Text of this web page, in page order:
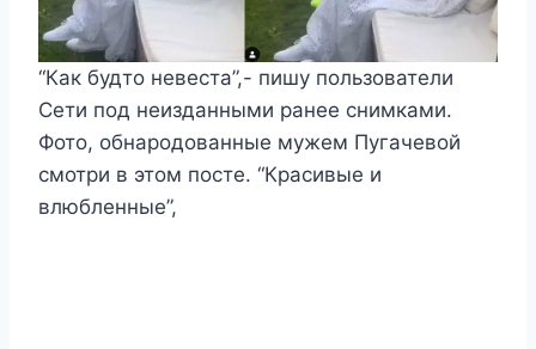
“Как будто невеста”,- пишу пользователи
Сети под неизданными ранее снимками.
Фото, обнародованные мужем Пугачевой
смотри в этом посте. “Красивые и
влюбленные”,